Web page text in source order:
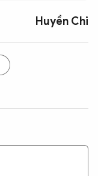
Huyền Chi